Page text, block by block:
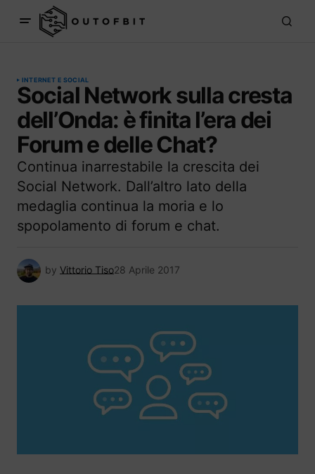
INTERNET E SOCIAL
Social Network sulla cresta
dell’Onda: è finita l’era dei
Forum e delle Chat?
Continua inarrestabile la crescita dei
Social Network. Dall’altro lato della
medaglia continua la moria e lo
spopolamento di forum e chat.
by Vittorio Tiso28 Aprile 2017